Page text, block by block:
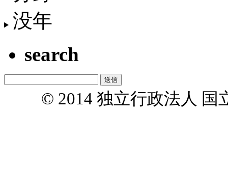
没年
search
© 2014 独立行政法人 国